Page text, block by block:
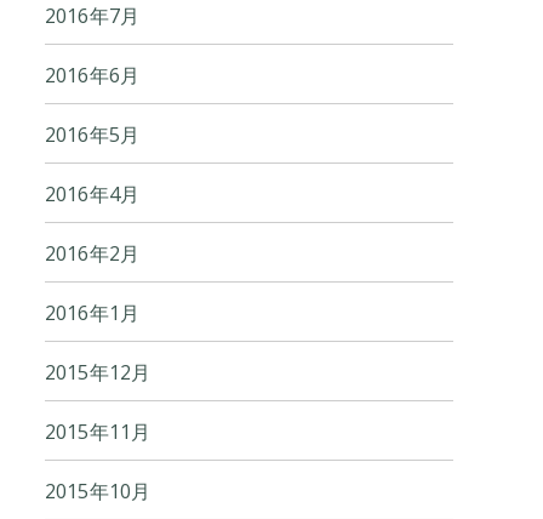
2016年7月
2016年6月
2016年5月
2016年4月
2016年2月
2016年1月
2015年12月
2015年11月
2015年10月